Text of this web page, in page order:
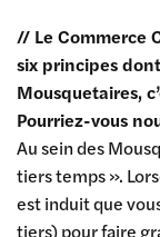
// Le Commerce
six principes
Mousquetaires,
Pourriez-vous
Au sein des
tiers temps ».
est induit que
tiers) pour faire